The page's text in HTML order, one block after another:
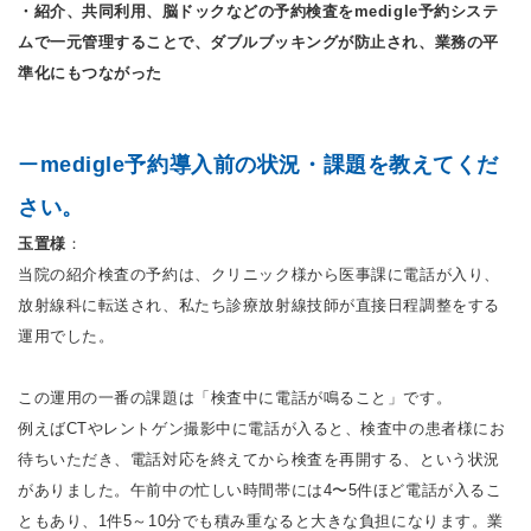
・紹介、共同利用、脳ドックなどの予約検査をmedigle予約システ
ムで一元管理することで、ダブルブッキングが防止され、業務の平
準化にもつながった
ーmedigle予約導入前の状況・課題を教えてくだ
さい。
玉置様 ：
当院の紹介検査の予約は、クリニック様から医事課に電話が入り、
放射線科に転送され、私たち診療放射線技師が直接日程調整をする
運用でした。
この運用の一番の課題は「検査中に電話が鳴ること」です。
例えばCTやレントゲン撮影中に電話が入ると、検査中の患者様にお
待ちいただき、電話対応を終えてから検査を再開する、という状況
がありました。午前中の忙しい時間帯には4〜5件ほど電話が入るこ
ともあり、1件5～10分でも積み重なると大きな負担になります。業